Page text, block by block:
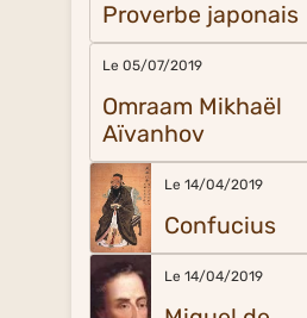
Proverbe japonais
Le 05/07/2019
Omraam Mikhaël
Aïvanhov
Le 14/04/2019
Confucius
Le 14/04/2019